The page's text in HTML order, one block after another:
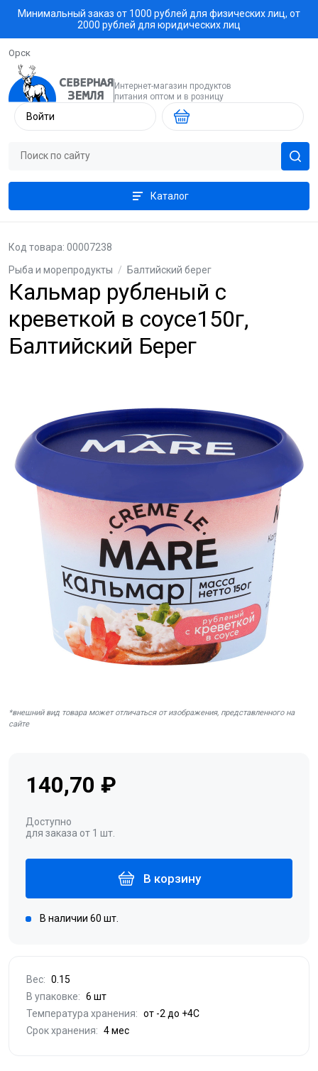
Минимальный заказ от 1000 рублей для физических лиц, от
2000 рублей для юридических лиц
Орск
Интернет-магазин продуктов
питания оптом и в розницу
Войти
Каталог
Рыба и морепродукты / Балтийский берег
Кальмар рубленый с
креветкой в соусе150г,
Балтийский Берег
Код товара: 00007238
*внешний вид товара может отличаться от изображения, представленного на
сайте
140,70 ₽
Доступно
для заказа от 1 шт.
В корзину
В наличии 60 шт.
Вес: 0.15
В упаковке: 6 шт
Температура хранения: от -2 до +4С
Срок хранения: 4 мес